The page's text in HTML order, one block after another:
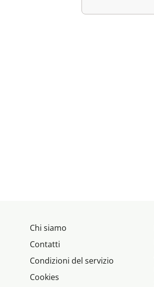
Chi siamo
Contatti
Condizioni del servizio
Cookies